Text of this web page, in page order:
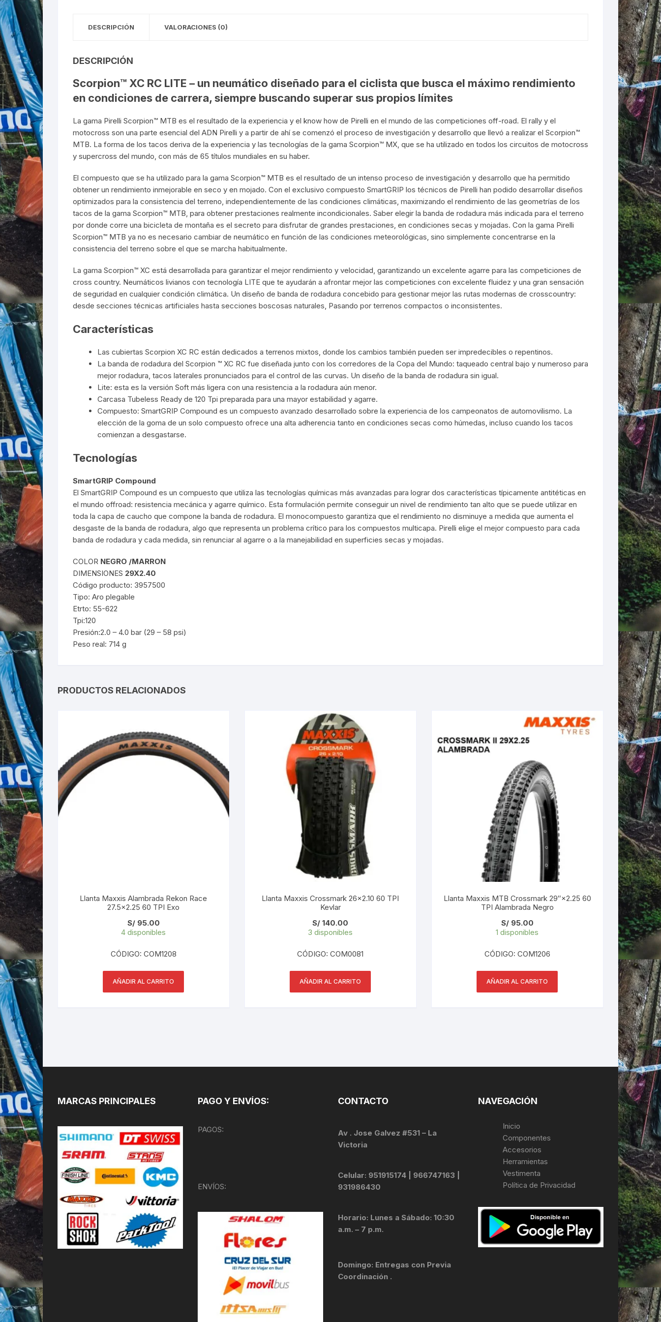
DIRECCIÓN / TASAS
DISCO DE FRENO
FRENOS
GUIACADENA
HORQUILLA
KIT DE TRANSMISIÓN
LIQUIDO SELLANTES
LLANTAS
MANILLAR / TIMÓN
MASAS
OTROS
PASTILLAS
PLATOS
POTENCIA/CODO
RADIOS
PORTAHERRAMIENTAS
PROTECTOR DE BIELA
PROTECTOR DE CUADRO
TAPABARROS
TIMBRE
TORNILLOS
MEDIDOR DE CADENA
OTROS
SOPORTE DE
MANTENIMIENTO
DESCRIPCIÓN VALORACIONES (0)
DESCRIPCIÓN
Scorpion™ XC RC LITE – un neumático diseñado para el ciclista que busca el máximo rendimiento
en condiciones de carrera, siempre buscando superar sus propios límites
La gama Pirelli Scorpion™ MTB es el resultado de la experiencia y el know how de Pirelli en el mundo de las competiciones off-road. El rally y el
motocross son una parte esencial del ADN Pirelli y a partir de ahí se comenzó el proceso de investigación y desarrollo que llevó a realizar el Scorpion™
MTB. La forma de los tacos deriva de la experiencia y las tecnologías de la gama Scorpion™ MX, que se ha utilizado en todos los circuitos de motocross
y supercross del mundo, con más de 65 títulos mundiales en su haber.
El compuesto que se ha utilizado para la gama Scorpion™ MTB es el resultado de un intenso proceso de investigación y desarrollo que ha permitido
obtener un rendimiento inmejorable en seco y en mojado. Con el exclusivo compuesto SmartGRIP los técnicos de Pirelli han podido desarrollar diseños
optimizados para la consistencia del terreno, independientemente de las condiciones climáticas, maximizando el rendimiento de las geometrías de los
tacos de la gama Scorpion™ MTB, para obtener prestaciones realmente incondicionales. Saber elegir la banda de rodadura más indicada para el terreno
por donde corre una bicicleta de montaña es el secreto para disfrutar de grandes prestaciones, en condiciones secas y mojadas. Con la gama Pirelli
Scorpion™ MTB ya no es necesario cambiar de neumático en función de las condiciones meteorológicas, sino simplemente concentrarse en la
consistencia del terreno sobre el que se marcha habitualmente.
La gama Scorpion™ XC está desarrollada para garantizar el mejor rendimiento y velocidad, garantizando un excelente agarre para las competiciones de
cross country. Neumáticos livianos con tecnología LITE que te ayudarán a afrontar mejor las competiciones con excelente fluidez y una gran sensación
de seguridad en cualquier condición climática. Un diseño de banda de rodadura concebido para gestionar mejor las rutas modernas de crosscountry:
desde secciones técnicas artificiales hasta secciones boscosas naturales, Pasando por terrenos compactos o inconsistentes.
Características
Las cubiertas Scorpion XC RC están dedicados a terrenos mixtos, donde los cambios también pueden ser impredecibles o repentinos.
La banda de rodadura del Scorpion ™ XC RC fue diseñada junto con los corredores de la Copa del Mundo: taqueado central bajo y numeroso para
mejor rodadura, tacos laterales pronunciados para el control de las curvas. Un diseño de la banda de rodadura sin igual.
Lite: esta es la versión Soft más ligera con una resistencia a la rodadura aún menor.
Carcasa Tubeless Ready de 120 Tpi preparada para una mayor estabilidad y agarre.
Compuesto: SmartGRIP Compound es un compuesto avanzado desarrollado sobre la experiencia de los campeonatos de automovilismo. La
elección de la goma de un solo compuesto ofrece una alta adherencia tanto en condiciones secas como húmedas, incluso cuando los tacos
comienzan a desgastarse.
Tecnologías
SmartGRIP Compound
El SmartGRIP Compound es un compuesto que utiliza las tecnologías químicas más avanzadas para lograr dos características típicamente antitéticas en
el mundo offroad: resistencia mecánica y agarre químico. Esta formulación permite conseguir un nivel de rendimiento tan alto que se puede utilizar en
toda la capa de caucho que compone la banda de rodadura. El monocompuesto garantiza que el rendimiento no disminuye a medida que aumenta el
desgaste de la banda de rodadura, algo que representa un problema crítico para los compuestos multicapa. Pirelli elige el mejor compuesto para cada
banda de rodadura y cada medida, sin renunciar al agarre o a la manejabilidad en superficies secas y mojadas.
COLOR NEGRO /MARRON
DIMENSIONES 29X2.40
Código producto: 3957500
Tipo: Aro plegable
Etrto: 55-622
Tpi:120
Presión:2.0 – 4.0 bar (29 – 58 psi)
Peso real: 714 g
PRODUCTOS RELACIONADOS
Llanta Maxxis Alambrada Rekon Race
27.5×2.25 60 TPI Exo
S/95.00
4 disponibles
CÓDIGO: COM1208
AÑADIR AL CARRITO
Llanta Maxxis Crossmark 26×2.10 60 TPI
Kevlar
S/ 140.00
3 disponibles
CÓDIGO: COM0081
AÑADIR AL CARRITO
Llanta Maxxis MTB Crossmark 29″×2.25 60
TPI Alambrada Negro
S/95.00
1 disponibles
CÓDIGO: COM1206
AÑADIR AL CARRITO
MARCAS PRINCIPALES PAGO Y ENVÍOS:
PAGOS:
ENVÍOS:
CONTACTO
Av . Jose Galvez #531 – La
Victoria
Celular: 951915174 | 966747163 |
931986430
Horario: Lunes a Sábado: 10:30
a.m. – 7 p.m.
Domingo: Entregas con Previa
Coordinación .
NAVEGACIÓN
Inicio
Componentes
Accesorios
Herramientas
Vestimenta
Política de Privacidad